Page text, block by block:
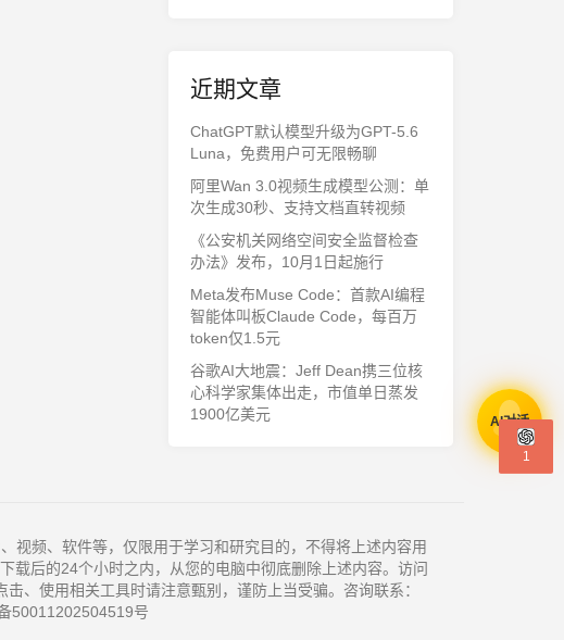
近期文章
ChatGPT默认模型升级为GPT-5.6
Luna，免费用户可无限畅聊
阿里Wan 3.0视频生成模型公测：单
次生成30秒、支持文档直转视频
《公安机关网络空间安全监督检查
办法》发布，10月1日起施行
Meta发布Muse Code：首款AI编程
智能体叫板Claude Code，每百万
token仅1.5元
谷歌AI大地震：Jeff Dean携三位核
心科学家集体出走，市值单日蒸发
1900亿美元
视频、软件等，仅限用于学习和研究目的，不得将上述内容用
载后的24个小时之内，从您的电脑中彻底删除上述内容。访问
、使用相关工具时请注意甄别，谨防上当受骗。咨询联系：
50011202504519号
1
AI对话